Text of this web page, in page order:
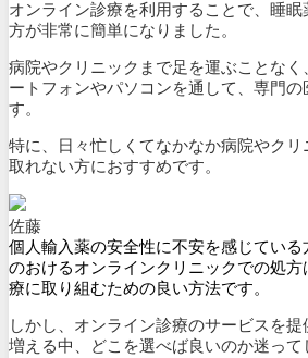
オンライン診療を利用することで、睡
方が非常に簡単になりました。
病院やクリニックまで足を運ぶことなく
ートフォンやパソコンを通して、専門の
す。
特に、
日々忙しくてなかなか病院やク
取れない方におすすめです。
佐藤
個人輸入薬の安全性に不安を感じてい
のおけるオンラインクリニックでの処
療に取り組むための良い方法です。
しかし、オンライン診療のサービスを
増える中、どこを選べば良いのか迷っ